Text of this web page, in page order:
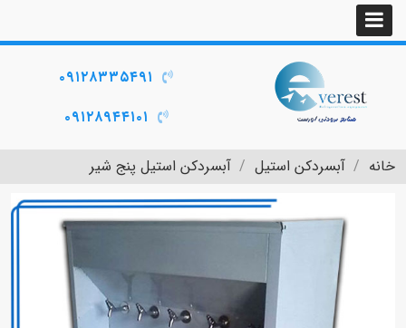
۰۹۱۲۸۳۳۵۴۹۱
۰۹۱۲۸۹۴۴۱۰۱
خانه آبسردکن استیل آبسردکن استیل پنج شیر